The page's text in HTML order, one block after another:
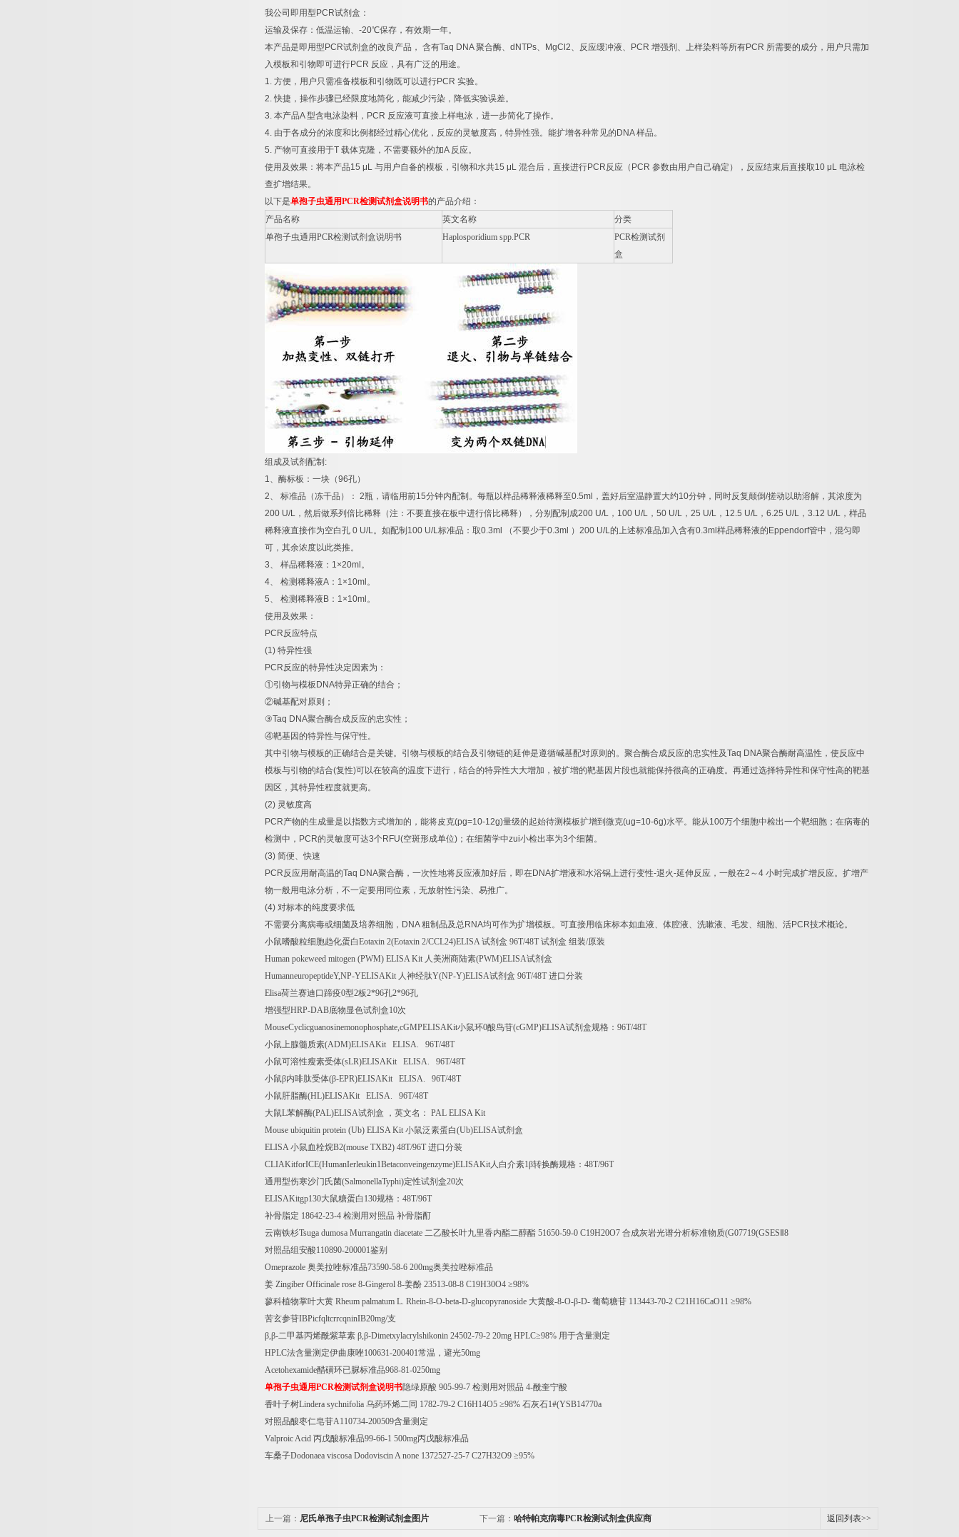
我公司即用型 PCR试剂盒：
运输及保存：低温运输、 -20℃保存，有效期一年。
本产品是即用型 PCR试剂盒的改良产品， 含有Taq DNA聚合酶、 dNTPs、 MgCl2、反应缓冲液、 PCR 增强剂、上样染料等所有PCR 所需要的成分，用户只需加
入模板和引物即可进行PCR 反应，具有广泛的用途。
1. 方便，用户只需准备模板和引物既可以进行PCR 实验。
2.快捷，操作步骤已经限度地简化，能减少污染，降低实验误差。
3. 本产品A型含电泳染料， PCR 反应液可直接上样电泳，进一步简化了操作。
4. 由于各成分的浓度和比例都经过精心优化，反应的灵敏度高，特异性强。能扩增各种常见的 DNA样品。
5. 产物可直接用于T 载体克隆，不需要额外的加A 反应。
使用及效果：将本产品15 μL 与用户自备的模板，引物和水共15 μL 混合后，直接进行PCR反应（ PCR 参数由用户自己确定），反应结束后直接取10 μL 电泳检
查扩增结果。
以下是单孢子虫通用PCR检测试剂盒说明书的产品介绍：
产品名称
英文名称
分类
单孢子虫通用PCR检测试剂盒说明书 Haplosporidium spp.PCR PCR检测试剂
盒
组成及试剂配制 :
1、酶标板：一块（96孔）
2、 标准品（冻干品）： 2瓶，请临用前15分钟内配制。每瓶以样品稀释液稀释至0.5ml ，盖好后室温静置大约10分钟，同时反复颠倒/搓动以助溶解，其浓度为
200 U/L ，然后做系列倍比稀释（注：不要直接在板中进行倍比稀释），分别配制成200 U/L ， 100 U/L ， 50 U/L ， 25 U/L ， 12.5 U/L ， 6.25 U/L ， 3.12 U/L ，样品
稀释液直接作为空白孔 0 U/L。如配制 100 U/L标准品：取0.3ml （不要少于0.3ml ） 200 U/L的上述标准品加入含有0.3ml 样品稀释液的 Eppendorf管中，混匀即
可，其余浓度以此类推。
3、 样品稀释液： 1×20ml 。
4、 检测稀释液A ： 1×10ml 。
5、 检测稀释液 B ： 1×10ml 。
使用及效果：
PCR反应特点
(1) 特异性强
PCR反应的特异性决定因素为：
①引物与模板 DNA特异正确的结合；
②碱基配对原则；
③Taq DNA聚合酶合成反应的忠实性；
④靶基因的特异性与保守性。
其中引物与模板的正确结合是关键。引物与模板的结合及引物链的延伸是遵循碱基配对原则的。聚合酶合成反应的忠实性及Taq DNA聚合酶耐高温性，使反应中
模板与引物的结合(复性)可以在较高的温度下进行，结合的特异性大大增加，被扩增的靶基因片段也就能保持很高的正确度。再通过选择特异性和保守性高的靶基
因区，其特异性程度就更高。
(2) 灵敏度高
PCR产物的生成量是以指数方式增加的，能将皮克(pg=10-12g)量级的起始待测模板扩增到微克(ug=10-6g)水平。能从100万个细胞中检出一个靶细胞；在病毒的
检测中， PCR的灵敏度可达3个 RFU(空斑形成单位) ；在细菌学中zui小检出率为3个细菌。
(3) 简便、快速
PCR反应用耐高温的Taq DNA聚合酶，一次性地将反应液加好后，即在DNA扩增液和水浴锅上进行变性-退火-延伸反应，一般在2 ～4 小时完成扩增反应。扩增产
物一般用电泳分析，不一定要用同位素，无放射性污染、易推广。
(4) 对标本的纯度要求低
不需要分离病毒或细菌及培养细胞， DNA粗制品及总 RNA均可作为扩增模板。可直接用临床标本如血液、体腔液、洗嗽液、毛发、细胞、活PCR技术概论。
小鼠嗜酸粒细胞趋化蛋白Eotaxin 2(Eotaxin 2/CCL24)ELISA试剂盒 96T/48T 试剂盒 组装/原装
Human pokeweed mitogen (PWM) ELISA Kit 人美洲商陆素(PWM)ELISA试剂盒
HumanneuropeptideY,NP-YELISAKit 人神经肽Y(NP-Y)ELISA试剂盒 96T/48T 进口分装
Elisa荷兰赛迪口蹄疫0型2板2*96孔2*96孔
增强型HRP-DAB底物显色试剂盒10次
MouseCyclicguanosinemonophosphate,cGMPELISAKit小鼠环0酸鸟苷(cGMP)ELISA试剂盒规格： 96T/48T
小鼠上腺髓质素(ADM)ELISAKit ELISA. 96T/48T
小鼠可溶性瘦素受体(sLR)ELISAKit ELISA. 96T/48T
小鼠β内啡肽受体(β-EPR)ELISAKit ELISA. 96T/48T
小鼠肝脂酶(HL)ELISAKit ELISA. 96T/48T
大鼠L苯解酶(PAL)ELISA试剂盒 ，英文名： PAL ELISA Kit
Mouse ubiquitin protein (Ub) ELISA Kit 小鼠泛素蛋白(Ub)ELISA试剂盒
ELISA小鼠血栓烷B2(mouse TXB2) 48T/96T 进口分装
CLIAKitforICE(HumanIerleukin1Betaconveingenzyme)ELISAKit人白介素1β转换酶规格： 48T/96T
通用型伤寒沙门氏菌(SalmonellaTyphi)定性试剂盒20次
ELISAKitgp130大鼠糖蛋白 130规格： 48T/96T
补骨脂定 18642-23-4 检测用对照品 补骨脂酊
云南铁杉Tsuga dumosa Murrangatin diacetate 二乙酸长叶九里香内酯二醇酯 51650-59-0 C19H20O7 合成灰岩光谱分析标准物质(G07719(GSES 8
对照品组安酸110890-200001鉴别
Omeprazole 奥美拉唑标准品73590-58-6 200mg奥美拉唑标准品
姜 Zingiber Officinale rose 8-Gingerol 8-姜酚 23513-08-8 C19H30O4 ≥98%
蓼科植物掌叶大黄 Rheum palmatum L. Rhein-8-O-beta-D-glucopyranoside 大黄酸-8-O-β-D- 葡萄糖苷 113443-70-2 C21H16CaO11 ≥98%
苦玄参苷IBPicfqltcrrcqninIB20mg/支
β,β-二甲基丙烯酰紫草素 β,β-Dimetxylacrylshikonin 24502-79-2 20mg HPLC≥98% 用于含量测定
HPLC法含量测定伊曲康唑100631-200401常温，避光50mg
Acetohexamide醋磺环已脲标准品968-81-0250mg
单孢子虫通用PCR检测试剂盒说明书隐绿原酸 905-99-7 检测用对照品 4-酰奎宁酸
香叶子树Lindera sychnifolia 乌药环烯二同 1782-79-2 C16H14O5 ≥98% 石灰石1#(YSB14770a
对照品酸枣仁皂苷A110734-200509含量测定
Valproic Acid 丙戊酸标准品99-66-1 500mg丙戊酸标准品
车桑子Dodonaea viscosa Dodoviscin A none 1372527-25-7 C27H32O9 ≥95%
上一篇： 尼氏单孢子虫PCR检测试剂盒图片 下一篇： 哈特帕克病毒PCR检测试剂盒供应商 返回列表>>